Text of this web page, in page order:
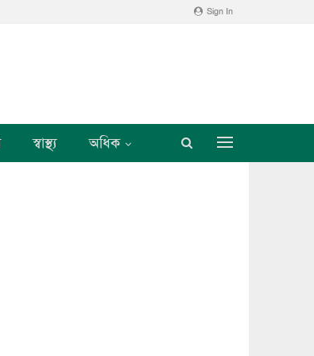
Sign In
স্বাস্থ্য অধিক